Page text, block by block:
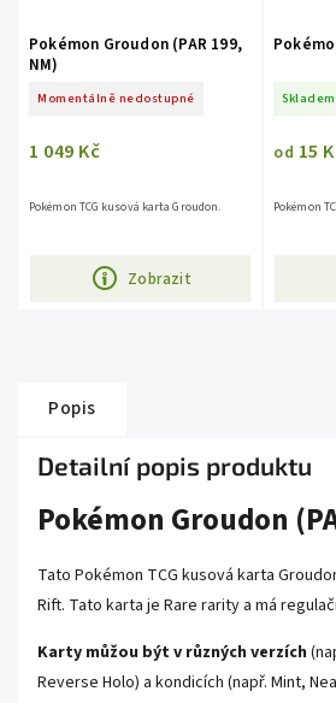
Pokémon Groudon (PAR 199,
NM)
Momentálně nedostupné
1 049 Kč
Zobrazit
Pokémon TCG kusová karta Groudon.
Skladem
od 15
Pokémon
Popis
Detailní popis produktu
Pokémon Groudon
Tato Pokémon TCG kusová karta
Rift. Tato karta je Rare rarity a má
Karty můžou být v různých verzích
Reverse Holo) a kondicích (např. Mint,